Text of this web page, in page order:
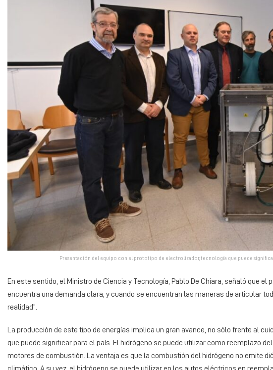
Presentación del equipo con el prototipo de electrolizador, tecnología que puede significar
En este sentido, el Ministro de Ciencia y Tecnología, Pablo De Chiara, señaló que
encuentra una demanda clara, y cuando se encuentran las maneras de articular
realidad”.
La producción de este tipo de energías implica un gran avance, no sólo frente al
que puede significar para el país. El hidrógeno se puede utilizar como reemplazo
motores de combustión. La ventaja es que la combustión del hidrógeno no emite
climático. A su vez, el hidrógeno se puede utilizar en los autos eléctricos en